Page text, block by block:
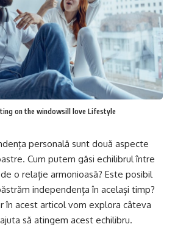
on the windowsill love Lifestyle
personală sunt două aspecte
Cum putem găsi echilibrul între
o relație armonioasă? Este posibil
independența în același timp?
în acest articol vom explora câteva
să atingem acest echilibru.